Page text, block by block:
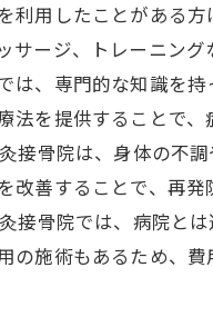
利用したことがある
サージ、トレーニン
は、専門的な知識を
法を提供することで
接骨院は、身体の不
改善することで、再
接骨院では、病院と
の施術もあるため、